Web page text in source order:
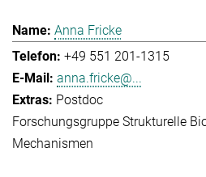
Anna Fricke
+49 551 201-1315
anna.fricke@...
Postdoc
Forschungsgruppe Strukturelle
Mechanismen